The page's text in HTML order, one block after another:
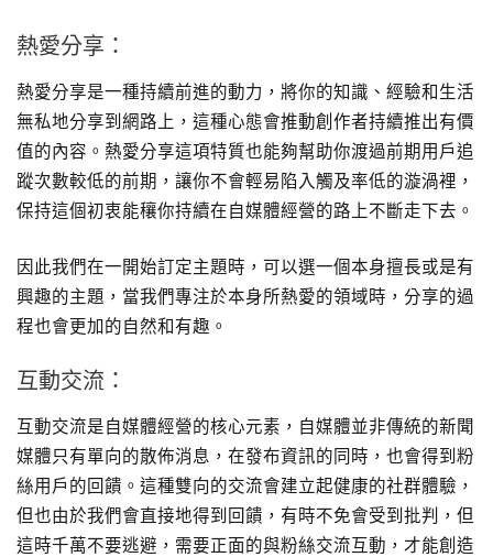
熱愛分享：
熱愛分享是一種持續前進的動力，將你的知識、經驗和生活
無私地分享到網路上，這種心態會推動創作者持續推出有價
值的內容。熱愛分享這項特質也能夠幫助你渡過前期用戶追
蹤次數較低的前期，讓你不會輕易陷入觸及率低的漩渦裡，
保持這個初衷能穰你持續在自媒體經營的路上不斷走下去。
因此我們在一開始訂定主題時，可以選一個本身擅長或是有
興趣的主題，當我們專注於本身所熱愛的領域時，分享的過
程也會更加的自然和有趣。
互動交流：
互動交流是自媒體經營的核心元素，自媒體並非傳統的新聞
媒體只有單向的散佈消息，在發布資訊的同時，也會得到粉
絲用戶的回饋。這種雙向的交流會建立起健康的社群體驗，
但也由於我們會直接地得到回饋，有時不免會受到批判，但
這時千萬不要逃避，需要正面的與粉絲交流互動，才能創造